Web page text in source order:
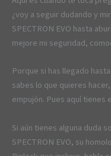
¿voy a seguir dudando y
SPECTRON EVO hasta
mejore mi seguridad,
Porque si has llegado
sabes lo que quieres
empujón. Pues aquí tienes
Si aún tienes alguna duda
SPECTRON EVO, su